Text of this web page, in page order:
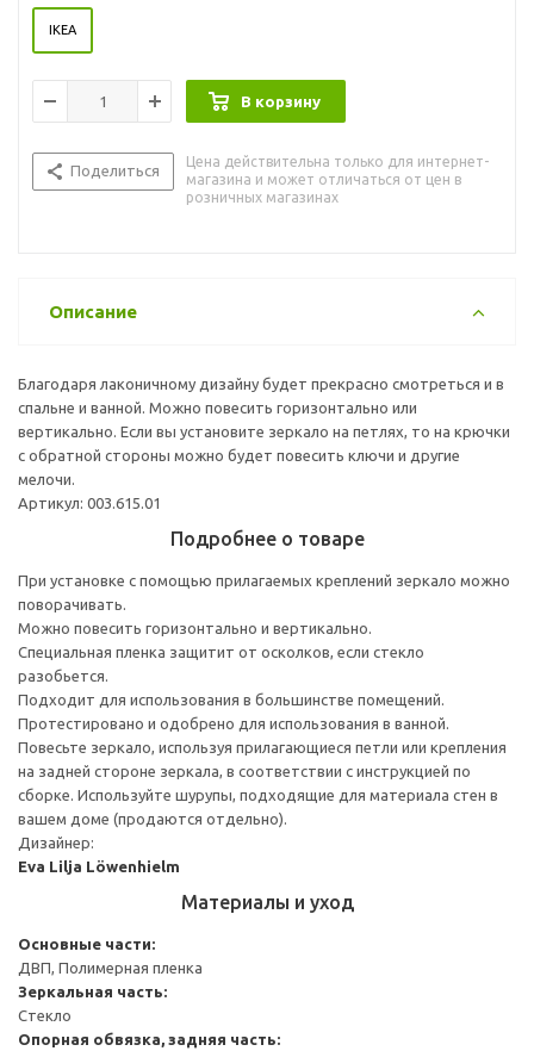
IKEA
В корзину
Поделиться
Цена действительна только для интернет-
магазина и может отличаться от цен в
розничных магазинах
Описание
Благодаря лаконичному дизайну будет прекрасно смотреться и в
спальне и ванной. Можно повесить горизонтально или
вертикально. Если вы установите зеркало на петлях, то на крючки
с обратной стороны можно будет повесить ключи и другие
мелочи.
Артикул: 003.615.01
Подробнее о товаре
При установке с помощью прилагаемых креплений зеркало можно
поворачивать.
Можно повесить горизонтально и вертикально.
Специальная пленка защитит от осколков, если стекло
разобьется.
Подходит для использования в большинстве помещений.
Протестировано и одобрено для использования в ванной.
Повесьте зеркало, используя прилагающиеся петли или крепления
на задней стороне зеркала, в соответствии с инструкцией по
сборке. Используйте шурупы, подходящие для материала стен в
вашем доме (продаются отдельно).
Дизайнер:
Eva Lilja Löwenhielm
Материалы и уход
Основные части:
ДВП, Полимерная пленка
Зеркальная часть:
Стекло
Опорная обвязка, задняя часть: